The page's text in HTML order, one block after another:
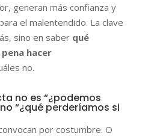
generan más confianza y
el malentendido. La clave
sino en saber qué
hacer
no.
no es “¿podemos
“¿qué perderíamos si
por costumbre. O